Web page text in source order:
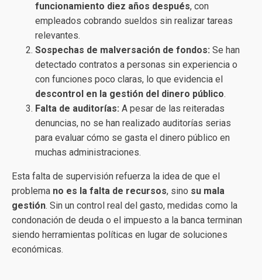
funcionamiento diez años después, con
empleados cobrando sueldos sin realizar tareas
relevantes.
Sospechas de malversación de fondos: Se han
detectado contratos a personas sin experiencia o
con funciones poco claras, lo que evidencia el
descontrol en la gestión del dinero público.
Falta de auditorías: A pesar de las reiteradas
denuncias, no se han realizado auditorías serias
para evaluar cómo se gasta el dinero público en
muchas administraciones.
Esta falta de supervisión refuerza la idea de que el
problema no es la falta de recursos, sino su mala
gestión. Sin un control real del gasto, medidas como la
condonación de deuda o el impuesto a la banca terminan
siendo herramientas políticas en lugar de soluciones
económicas.